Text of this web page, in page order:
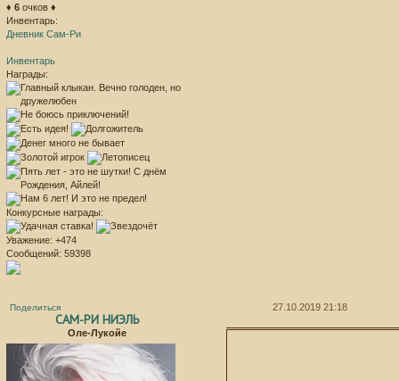
♦ 6 очков ♦
Инвентарь:
Дневник Сам-Ри
Инвентарь
Награды:
Конкурсные награды:
Уважение: +474
Сообщений: 59398
Поделиться 27.10.2019 21:18
САМ-РИ НИЭЛЬ
Оле-Лукойе